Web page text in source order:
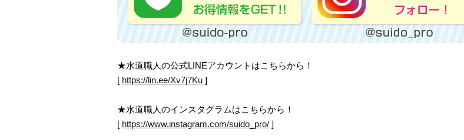
★水道職人の公式LINEアカウントはこちらから！
[ https://lin.ee/Xv7j7Ku ]
★水道職人のインスタグラムはこちらから！
[ https://www.instagram.com/suido_pro/ ]